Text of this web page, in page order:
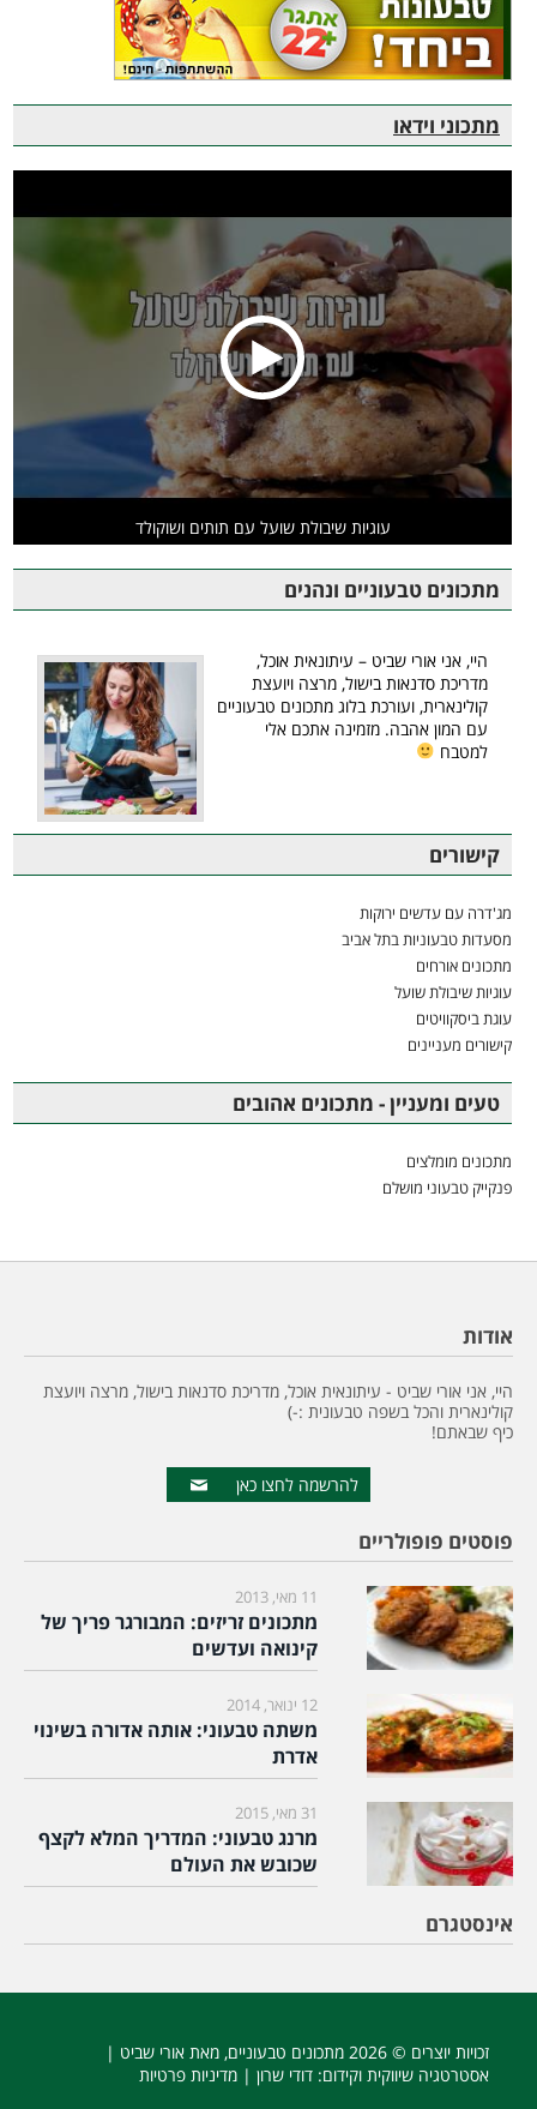
מתכוני וידאו
עוגיות שיבולת שועל עם תותים ושוקולד
מתכונים טבעוניים ונהנים
היי, אני אורי שביט – עיתונאית אוכל,
מדריכת סדנאות בישול, מרצה ויועצת
קולינארית, ועורכת בלוג מתכונים טבעוניים
עם המון אהבה. מזמינה אתכם אלי
למטבח
קישורים
מג'דרה עם עדשים ירוקות
מסעדות טבעוניות בתל אביב
מתכונים אורחים
עוגיות שיבולת שועל
עוגת ביסקוויטים
קישורים מעניינים
טעים ומעניין - מתכונים אהובים
מתכונים מומלצים
פנקייק טבעוני מושלם
אודות
היי, אני אורי שביט - עיתונאית אוכל, מדריכת סדנאות בישול, מרצה ויועצת
קולינארית והכל בשפה טבעונית :-)
כיף שבאתם!
להרשמה לחצו כאן
פוסטים פופולריים
11 מאי, 2013
מתכונים זריזים: המבורגר פריך של
קינואה ועדשים
12 ינואר, 2014
משתה טבעוני: אותה אדורה בשינוי
אדרת
31 מאי, 2015
מרנג טבעוני: המדריך המלא לקצף
שכובש את העולם
אינסטגרם
זכויות יוצרים © 2026 מתכונים טבעוניים, מאת אורי שביט |
אסטרטגיה שיווקית וקידום: דודי שרון | מדיניות פרטיות